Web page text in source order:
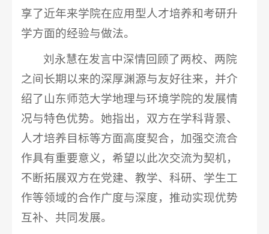
享了近年来学院在应用型人才培养和考研升
学方面的经验与做法。
刘永慧在发言中深情回顾了两校、两院
之间长期以来的深厚渊源与友好往来，并介
绍了山东师范大学地理与环境学院的发展情
况与特色优势。她指出，双方在学科背景、
人才培养目标等方面高度契合，加强交流合
作具有重要意义，希望以此次交流为契机，
不断拓展双方在党建、教学、科研、学生工
作等领域的合作广度与深度，推动实现优势
互补、共同发展。